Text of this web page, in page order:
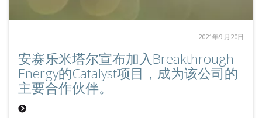
2021年9 月20日
安赛乐米塔尔宣布加入Breakthrough
Energy的Catalyst项目，成为该公司的
主要合作伙伴。